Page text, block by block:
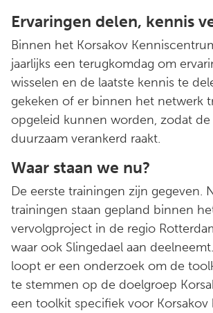
Ervaringen delen, kennis
Binnen het Korsakov
jaarlijks een terugkomdag om
wisselen en de laatste kennis te
gekeken of er binnen het netwerk
opgeleid kunnen worden, zodat de
duurzaam verankerd raakt.
Waar staan we nu?
De eerste trainingen zijn gegeven.
trainingen staan gepland binnen
vervolgproject in de regio
waar ook Slingedael aan
loopt er een onderzoek om de
te stemmen op de doelgroep
een toolkit specifiek voor Korsakov